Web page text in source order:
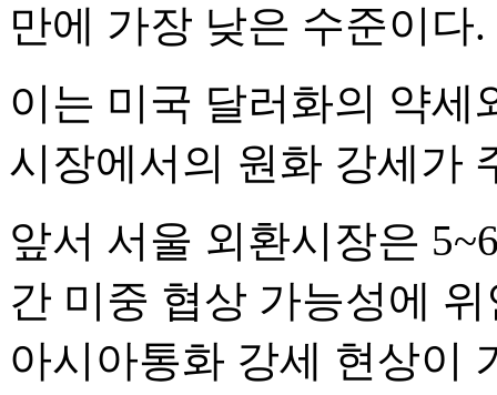
만에 가장 낮은 수준이다.
이는 미국 달러화의 약세
시장에서의 원화 강세가
앞서 서울 외환시장은
간 미중 협상 가능성에
아시아통화 강세 현상이